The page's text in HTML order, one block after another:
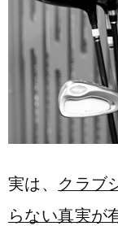
実は、 クラブ
らない真実が